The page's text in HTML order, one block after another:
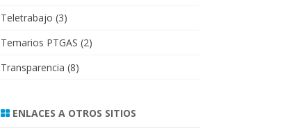
Teletrabajo (3)
Temarios PTGAS (2)
Transparencia (8)
ENLACES A OTROS SITIOS